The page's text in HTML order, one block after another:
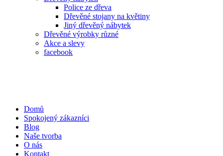
Police ze dřeva
Dřevěné stojany na květiny
Jiný dřevěný nábytek
Dřevěné výrobky různé
Akce a slevy
facebook
Domů
Spokojený zákazníci
Blog
Naše tvorba
O nás
Kontakt